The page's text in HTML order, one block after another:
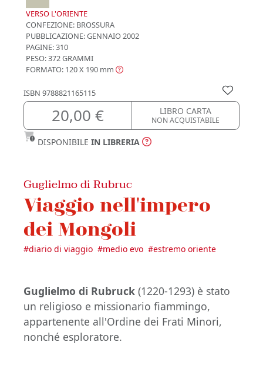
VERSO L'ORIENTE
CONFEZIONE: BROSSURA
PUBBLICAZIONE:GENNAIO 2002
PAGINE: 310
PESO: 372 GRAMMI
FORMATO: 120 X 190 mm
ISBN 9788821165115
20,00 € LIBRO CARTA
NON ACQUISTABILE
DISPONIBILE IN LIBRERIA
Guglielmo di Rubruc
Viaggio nell'impero
dei Mongoli
#diario di viaggio #medio evo #estremo oriente
Guglielmo di Rubruck (1220-1293) è stato
un religioso e missionario fiammingo,
appartenente all'Ordine dei Frati Minori,
nonché esploratore.